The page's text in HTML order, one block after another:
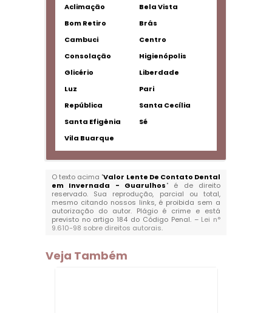
Aclimação
Bela Vista
Bom Retiro
Brás
Cambuci
Centro
Consolação
Higienópolis
Glicério
Liberdade
Luz
Pari
República
Santa Cecília
Santa Efigênia
Sé
Vila Buarque
O texto acima "Valor Lente De Contato Dental
em Invernada - Guarulhos" é de direito
reservado. Sua reprodução, parcial ou total,
mesmo citando nossos links, é proibida sem a
autorização do autor. Plágio é crime e está
previsto no artigo 184 do Código Penal. – Lei n°
9.610-98 sobre direitos autorais.
Veja Também